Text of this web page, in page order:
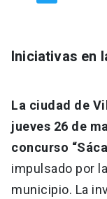
Iniciativas en
La ciudad de
jueves 26 de
concurso
impulsado por
municipio. La